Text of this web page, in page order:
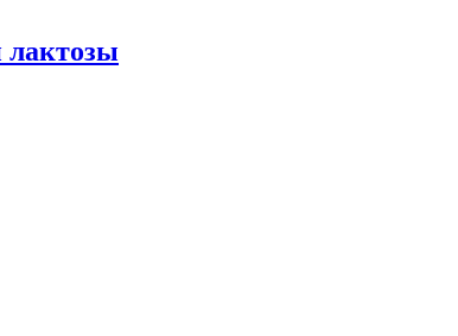
лактозы